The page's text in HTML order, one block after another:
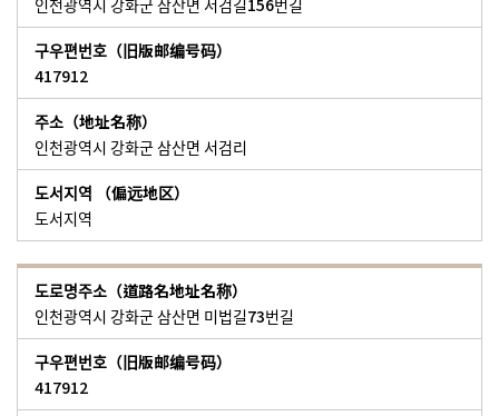
인천광역시 강화군 삼산면 서검길156번길
417912
인천광역시 강화군 삼산면 서검리
도서지역
인천광역시 강화군 삼산면 미법길73번길
417912